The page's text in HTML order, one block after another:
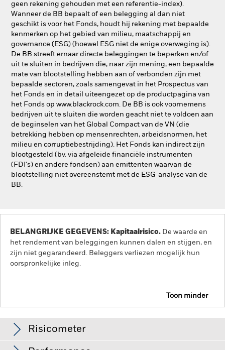
geen rekening gehouden met een referentie-index).
Wanneer de BB bepaalt of een belegging al dan niet
geschikt is voor het Fonds, houdt hij rekening met bepaalde
kenmerken op het gebied van milieu, maatschappij en
governance (ESG) (hoewel ESG niet de enige overweging is).
De BB streeft ernaar directe beleggingen te beperken en/of
uit te sluiten in bedrijven die, naar zijn mening, een bepaalde
mate van blootstelling hebben aan of verbonden zijn met
bepaalde sectoren, zoals samengevat in het Prospectus van
het Fonds en in detail uiteengezet op de productpagina van
het Fonds op www.blackrock.com. De BB is ook voornemens
bedrijven uit te sluiten die worden geacht niet te voldoen aan
de beginselen van het Global Compact van de VN (die
betrekking hebben op mensenrechten, arbeidsnormen, het
milieu en corruptiebestrijding). Het Fonds kan indirect zijn
blootgesteld (bv. via afgeleide financiële instrumenten
(FDI's) en andere fondsen) aan emittenten waarvan de
blootstelling niet overeenstemt met de ESG-analyse van de
BB.
BELANGRIJKE GEGEVENS: Kapitaalrisico. De waarde en
het rendement van beleggingen kunnen dalen en stijgen, en
zijn niet gegarandeerd. Beleggers verliezen mogelijk hun
oorspronkelijke inleg.
Toon minder
Risicometer